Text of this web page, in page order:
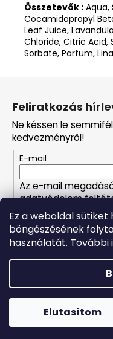
Ez a weboldal sütiket
böngészésének
használatát.
Elutasítom
Forró napokon nem
történő kézbesítést. A
termékek átvételkor
Összetevők : Aqua,
Cocamidopropyl
Leaf Juice,
Chloride, Citric Acid,
Sorbate, Parfum,
L
Feliratkozás
Ne késsen le
kedvezményről!
E-mail
Az e-mail
adatvédelem
FELIRATKOZÁS
Copyright 2026